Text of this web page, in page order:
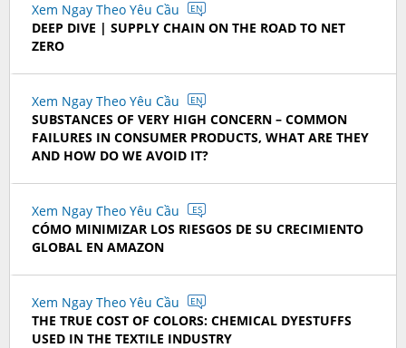
Xem Ngay Theo Yêu Cầu EN
DEEP DIVE | SUPPLY CHAIN ON THE ROAD TO NET
ZERO
Xem Ngay Theo Yêu Cầu EN
SUBSTANCES OF VERY HIGH CONCERN – COMMON
FAILURES IN CONSUMER PRODUCTS, WHAT ARE THEY
AND HOW DO WE AVOID IT?
Xem Ngay Theo Yêu Cầu ES
CÓMO MINIMIZAR LOS RIESGOS DE SU CRECIMIENTO
GLOBAL EN AMAZON
Xem Ngay Theo Yêu Cầu EN
THE TRUE COST OF COLORS: CHEMICAL DYESTUFFS
USED IN THE TEXTILE INDUSTRY